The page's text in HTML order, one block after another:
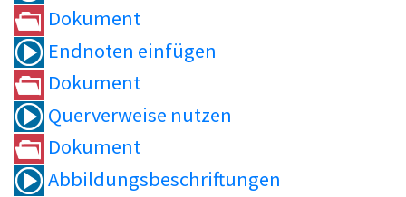
Dokument
Endnoten einfügen
Dokument
Querverweise nutzen
Dokument
Abbildungsbeschriftungen